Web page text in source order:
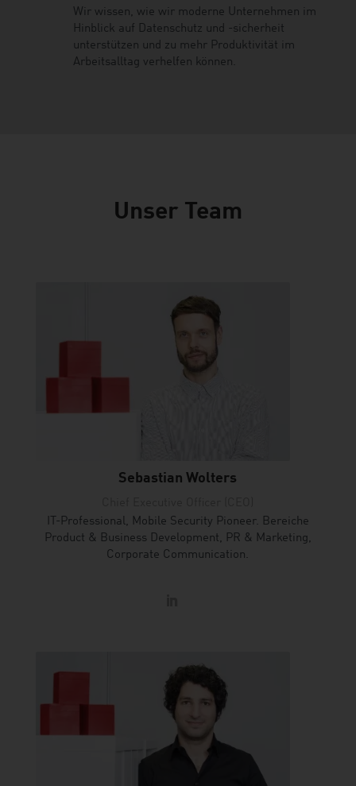
Wir wissen, wie wir moderne Unternehmen im
Hinblick auf Datenschutz und -sicherheit
unterstützen und zu mehr Produktivität im
Arbeitsalltag verhelfen können.
Unser Team
Sebastian Wolters
IT-Professional, Mobile Security Pioneer. Bereiche
Product & Business Development, PR & Marketing,
Corporate Communication.